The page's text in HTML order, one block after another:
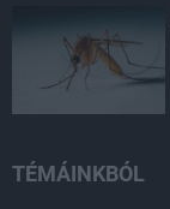
TÉMÁINKBÓL